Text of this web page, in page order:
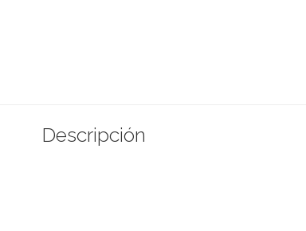
Descripción